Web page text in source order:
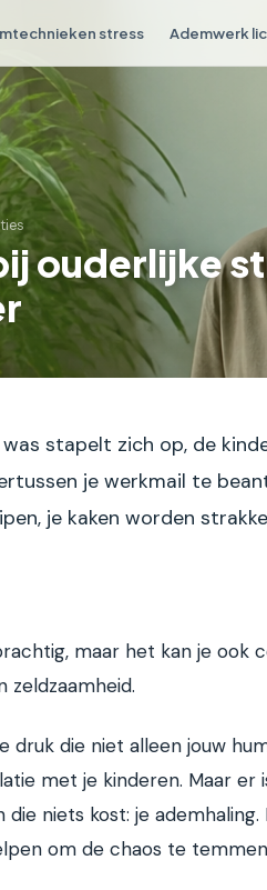
stress Ademwerk
ouderlijke
stapelt zich op, de
je werkmail te
je kaken worden
maar het kan je ook
zeldzaamheid.
druk die niet alleen jouw
met je kinderen. Maar
niets kost: je
om de chaos te